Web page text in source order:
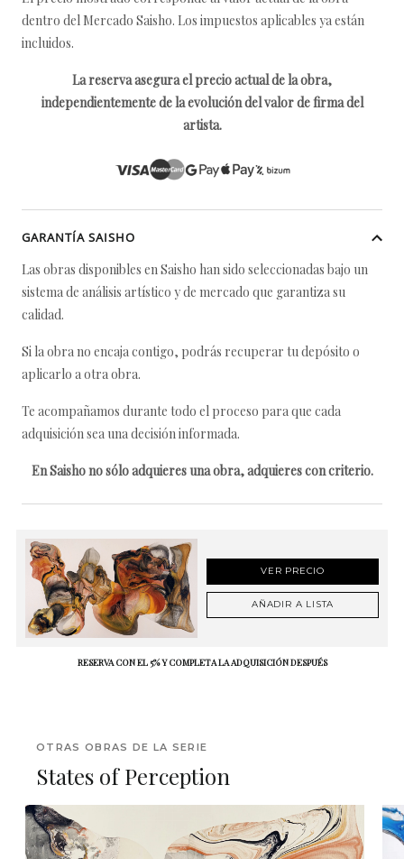
dentro del Mercado Saisho. Los impuestos aplicables ya están
incluidos.
La reserva asegura el precio actual de la obra,
independientemente de la evolución del valor de firma del
artista.
GARANTÍA SAISHO
Las obras disponibles en Saisho han sido seleccionadas bajo un
sistema de análisis artístico y de mercado que garantiza su
calidad.
Si la obra no encaja contigo, podrás recuperar tu depósito o
aplicarlo a otra obra.
Te acompañamos durante todo el proceso para que cada
adquisición sea una decisión informada.
En Saisho no sólo adquieres una obra, adquieres con criterio.
VER PRECIO
AÑADIR A LISTA
RESERVA CON EL 5% Y COMPLETA LA ADQUISICIÓN DESPUÉS
OTRAS OBRAS DE LA SERIE
States of Perception